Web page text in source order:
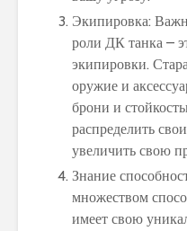
Экипировка:
роли ДК танка –
экипировки.
оружие и
брони и
распределить
увеличить свою
Знание
множеством
имеет свою